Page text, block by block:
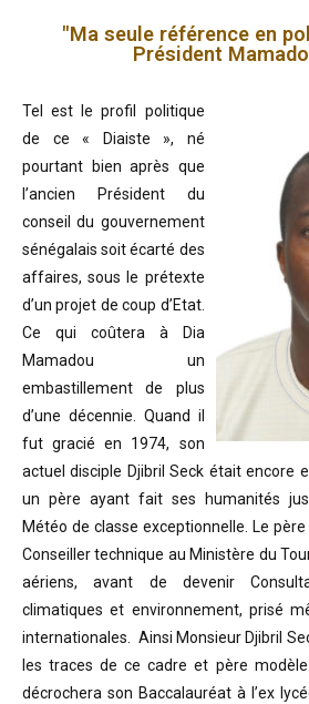
"Ma seule référence en
Président
Tel est le profil politique
de ce « Diaiste », né
pourtant bien après que
l’ancien Président du
conseil du gouvernement
sénégalais soit écarté des
affaires, sous le prétexte
d’un projet de coup d’Etat.
Ce qui coûtera à Dia
Mamadou un
embastillement de plus
d’une décennie. Quand il
fut gracié en 1974, son
actuel disciple Djibril Seck était encore
un père ayant fait ses humanités
Météo de classe exceptionnelle. Le
Conseiller technique au Ministère du
aériens, avant de devenir
climatiques et environnement, prisé
internationales. Ainsi Monsieur Djibril
les traces de ce cadre et père
décrochera son Baccalauréat à l’ex